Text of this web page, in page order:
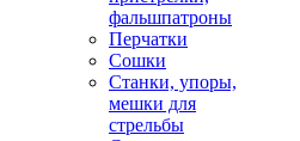
фальшпатроны
Перчатки
Сошки
Станки, упоры,
мешки для
стрельбы